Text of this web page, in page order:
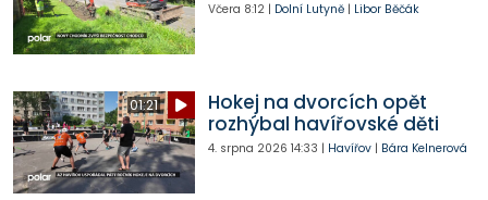
Včera 8:12| Dolní Lutyně| Libor Běčák
01:21
Hokej na dvorcích opět
rozhýbal havířovské děti
4. srpna 2026 14:33 | Havířov| Bára Kelnerová